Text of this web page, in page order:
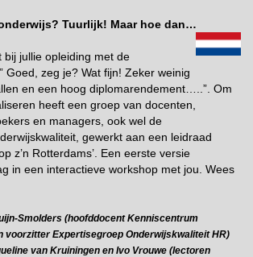
Tuurlijk! Maar hoe dan…
bij jullie opleiding met de
Goed, zeg je? Wat fijn! Zeker weinig
en een hoog diplomarendement…..”. Om
heeft een groep van docenten,
en managers, ook wel de
gewerkt aan een leidraad
z’n Rotterdams’. Een eerste versie
in een interactieve workshop met jou. Wees
Smolders (hoofddocent Kenniscentrum
voorzitter Expertisegroep Onderwijskwaliteit HR)
van Kruiningen en Ivo Vrouwe (lectoren